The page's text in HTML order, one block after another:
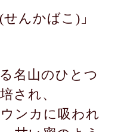
んかばこ)」
名山のひとつ
され、
ンカに吸われ